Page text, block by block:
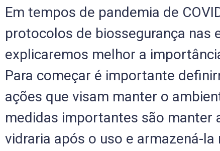
Em tempos de pandemia de
protocolos de biossegurança nas
explicaremos melhor a
Para começar é importante
ações que visam manter o
medidas importantes são manter
vidraria após o uso e armazená-